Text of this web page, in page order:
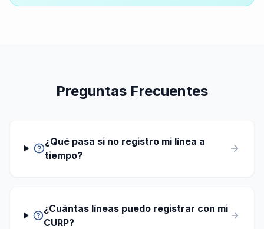
Preguntas Frecuentes
¿Qué pasa si no registro mi línea a
tiempo?
¿Cuántas líneas puedo registrar con mi
CURP?